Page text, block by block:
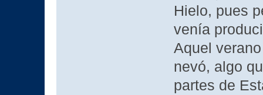
Hielo, pues
venía
Aquel
nevó, algo
partes de